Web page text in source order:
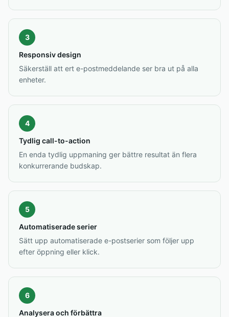
3
Responsiv design
Säkerställ att ert e-postmeddelande ser bra ut på alla
enheter.
4
Tydlig call-to-action
En enda tydlig uppmaning ger bättre resultat än flera
konkurrerande budskap.
5
Automatiserade serier
Sätt upp automatiserade e-postserier som följer upp
efter öppning eller klick.
6
Analysera och förbättra